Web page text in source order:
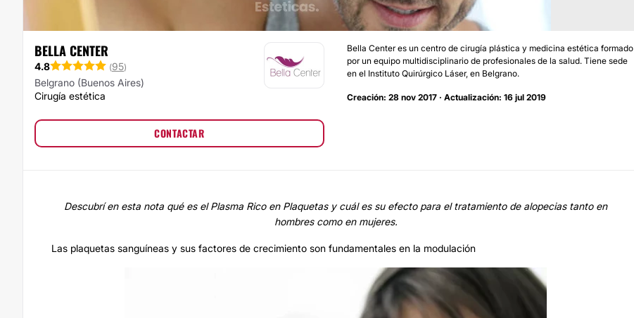
BELLA CENTER
4.8 (95)
Belgrano (Buenos Aires)
Cirugía estética
CONTACTAR
Bella Center es un centro de cirugía plástica y medicina estética formado
por un equipo multidisciplinario de profesionales de la salud. Tiene sede
en el Instituto Quirúrgico Láser, en Belgrano.
Creación: 28 nov 2017 · Actualización: 16 jul 2019
Descubrí en esta nota qué es el Plasma Rico en Plaquetas y cuál es su efecto para el tratamiento de alopecias tanto en
hombres como en mujeres.
Las plaquetas sanguíneas y sus factores de crecimiento son fundamentales en la modulación